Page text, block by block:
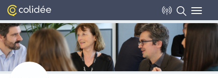
Toggle
Colidée
Ethics Group
Gratuit - Google Play
Voir